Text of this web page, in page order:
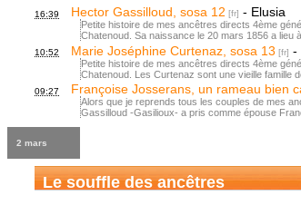
16:39 Hector Gassilloud, sosa 12 - Elusia
Petite histoire de mes ancêtres directs 4ème
Chatenoud. Sa naissance le 20 mars 1856 a lieu
10:52 Marie Joséphine Curtenaz, sosa 13 -
Petite histoire de mes ancêtres directs 4ème
Chatenoud. Les Curtenaz sont une vieille famille
09:27 Françoise Josserans, un rameau bien
Alors que je reprends tous les couples de mes
Gassilloud -Gasilioux- a pris comme épouse
2 mars
Le souffle des ancêtres